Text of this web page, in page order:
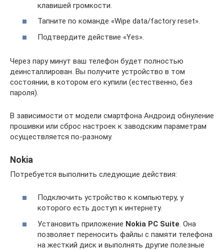
клавишей громкости.
Тапните по команде «Wipe data/factory reset».
Подтвердите действие «Yes».
Через пару минут ваш телефон будет полностью
деинсталлирован. Вы получите устройство в том
состоянии, в котором его купили (естественно, без
пароля).
В зависимости от модели смартфона Андроид обнуление
прошивки или сброс настроек к заводским параметрам
осуществляется по-разному.
Nokia
Потребуется выполнить следующие действия:
Подключить устройство к компьютеру, у
которого есть доступ к интернету.
Установить приложение Nokia PC Suite . Она
позволяет переносить файлы с памяти телефона
на жесткий диск и выполнять другие полезные